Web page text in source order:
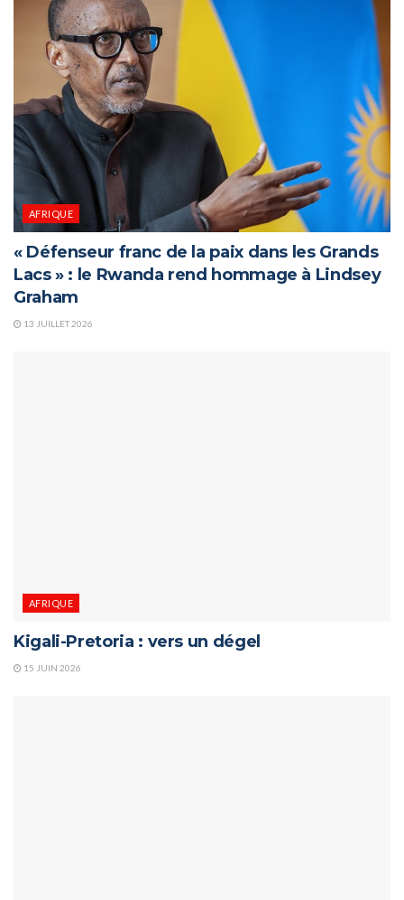
AFRIQUE
« Défenseur franc de la paix dans les Grands
Lacs » : le Rwanda rend hommage à Lindsey
Graham
13 JUILLET 2026
AFRIQUE
Kigali-Pretoria : vers un dégel
15 JUIN 2026